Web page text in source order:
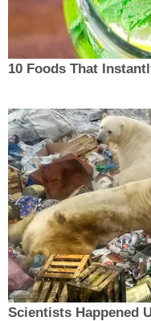
10 Foods That
Scientists Happened